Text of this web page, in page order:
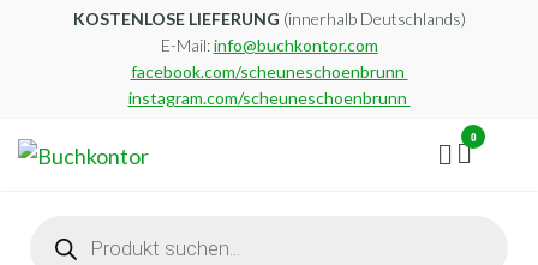
KOSTENLOSE LIEFERUNG (innerhalb Deutschlands)
E-Mail:info@buchkontor.com
facebook.com/scheuneschoenbrunn
instagram.com/scheuneschoenbrunn
0
search